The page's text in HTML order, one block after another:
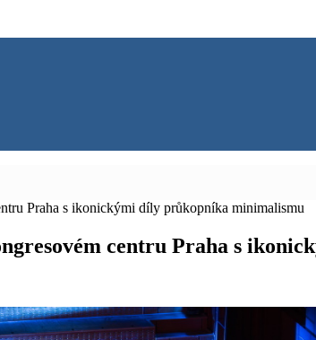
Praha s ikonickými díly průkopníka minimalismu
centru Praha s